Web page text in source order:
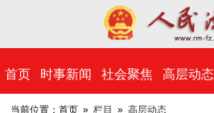
​首页 时事新闻 社会聚焦 高层动态
当前位置：首页 »栏目 »高层动态